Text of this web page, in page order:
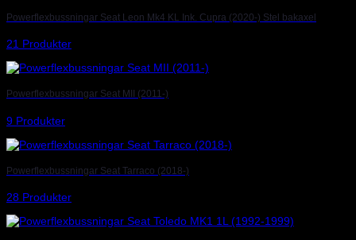
Powerflexbussningar Seat Leon Mk4 KL Ink. Cupra (2020-) Stel bakaxel
21 Produkter
Powerflexbussningar Seat MII (2011-)
9 Produkter
Powerflexbussningar Seat Tarraco (2018-)
28 Produkter